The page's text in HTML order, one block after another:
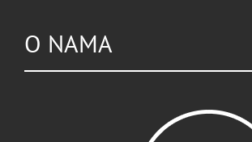
O NAMA